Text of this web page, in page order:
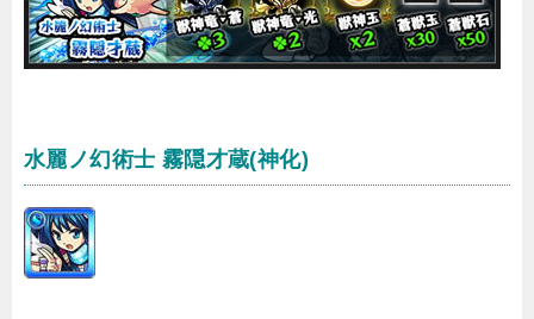
水麗ノ幻術士 霧隠才蔵(神化)